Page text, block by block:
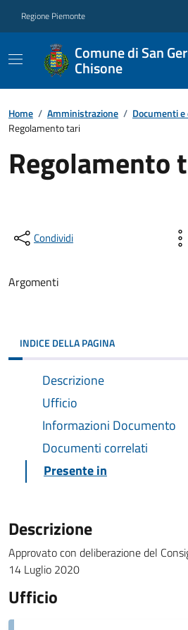
Regione Piemonte
Comune di San
Chisone
Home / Amministrazione / Documenti
Regolamento tari
Regolamento
Condividi
Argomenti
INDICE DELLA PAGINA
Descrizione
Ufficio
Informazioni Documento
Documenti correlati
Presente in
Descrizione
Approvato con deliberazione del
14 Luglio 2020
Ufficio